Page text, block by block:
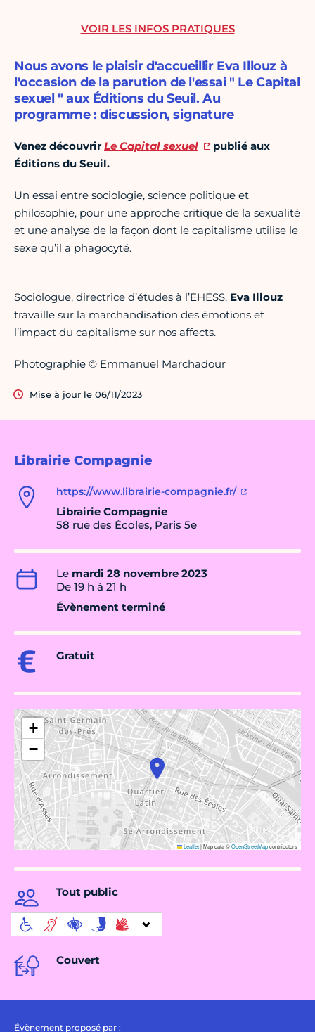
Librairie Compagnie
https://www.librairie-compagnie.fr/
Librairie Compagnie
58 rue des Écoles, Paris 5e
Le mardi 28 novembre 2023
De 19 h à 21 h
Évènement terminé
Gratuit
+
−
Leaflet|Map data ©OpenStreetMapcontributors
Tout public
Couvert
Évènement proposé par :
Nous avons le plaisir d'accueillir Eva Illouz à
l'occasion de la parution de l'essai " Le Capital
sexuel " aux Éditions du Seuil. Au
programme : discussion, signature
Venez découvrirLe Capital sexuel
publié aux
Éditions du Seuil.
Un essai entre sociologie, science politique et
philosophie, pour une approche critique de la sexualité
et une analyse de la façon dont le capitalisme utilise le
sexe qu’il a phagocyté.
Sociologue, directrice d’études à l’EHESS, Eva Illouz
travaille sur la marchandisation des émotions et
l’impact du capitalisme sur nos affects.
Photographie © Emmanuel Marchadour
Mise à jour le 06/11/2023
VOIR LES INFOS PRATIQUES